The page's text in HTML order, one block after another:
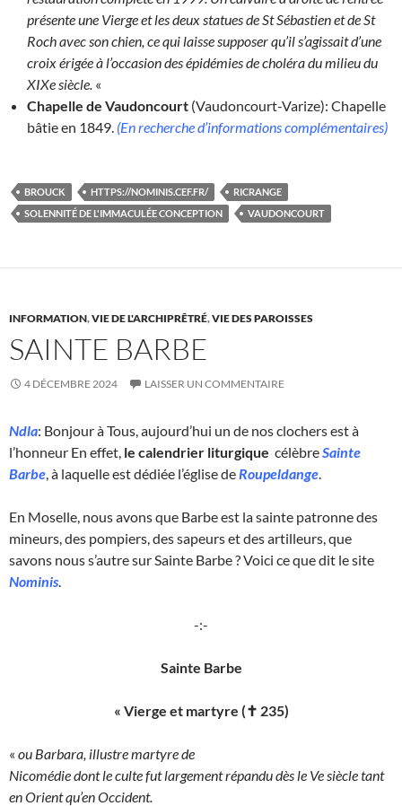
présente une Vierge et les deux statues de St Sébastien et de St
Roch avec son chien, ce qui laisse supposer qu’il s’agissait d’une
croix érigée à l’occasion des épidémies de choléra du milieu du
XIXe siècle. «
Chapelle de Vaudoncourt (Vaudoncourt-Varize): Chapelle
bâtie en 1849. (En recherche d’informations complémentaires)
BROUCK HTTPS://NOMINIS.CEF.FR/
RICRANGE
SOLENNITÉ DE L'IMMACULÉE CONCEPTION
VAUDONCOURT
INFORMATION,VIE DE L'ARCHIPRÊTRÉ,VIE DES PAROISSES
SAINTE BARBE
4 DÉCEMBRE 2024 LAISSER UN COMMENTAIRE
Ndla: Bonjour à Tous, aujourd’hui un de nos clochers est à
l’honneur En effet, le calendrier liturgique célèbreSainte
Barbe, à laquelle est dédiée l’église deRoupeldange.
En Moselle, nous avons que Barbe est la sainte patronne des
mineurs, des pompiers, des sapeurs et des artilleurs, que
savons nous s’autre sur Sainte Barbe ? Voici ce que dit le site
Nominis.
-:-
Sainte Barbe
« Vierge et martyre (✝ 235)
« ou Barbara, illustre martyre de
Nicomédie dont le culte fut largement répandu dès le Ve siècle tant
en Orient qu’en Occident.